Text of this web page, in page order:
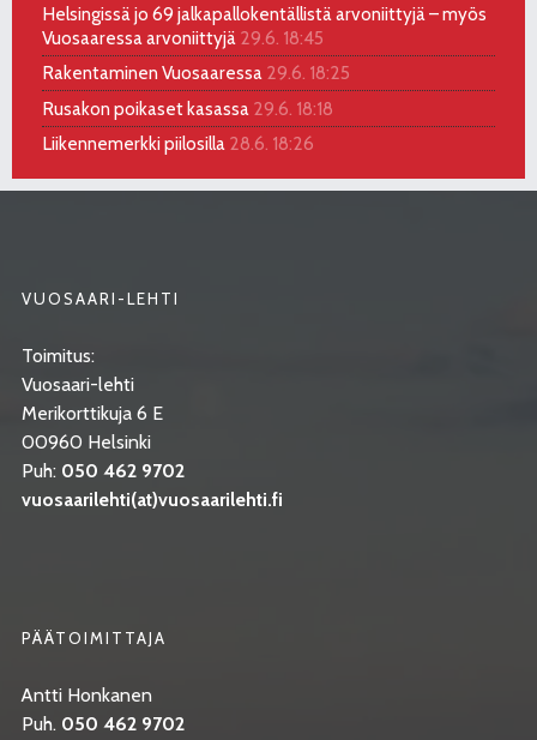
Helsingissä jo 69 jalkapallokentällistä arvoniittyjä – myös
Vuosaaressa arvoniittyjä 29.6. 18:45
Rakentaminen Vuosaaressa 29.6. 18:25
Rusakon poikaset kasassa 29.6. 18:18
Liikennemerkki piilosilla 28.6. 18:26
VUOSAARI-LEHTI
Toimitus:
Vuosaari-lehti
Merikorttikuja 6 E
00960 Helsinki
Puh: 050 462 9702
vuosaarilehti(at)vuosaarilehti.fi
PÄÄTOIMITTAJA
Antti Honkanen
Puh. 050 462 9702